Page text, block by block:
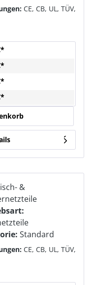
CE, CB, UL, TÜV,
&
Standard
CE, CB, UL, TÜV,